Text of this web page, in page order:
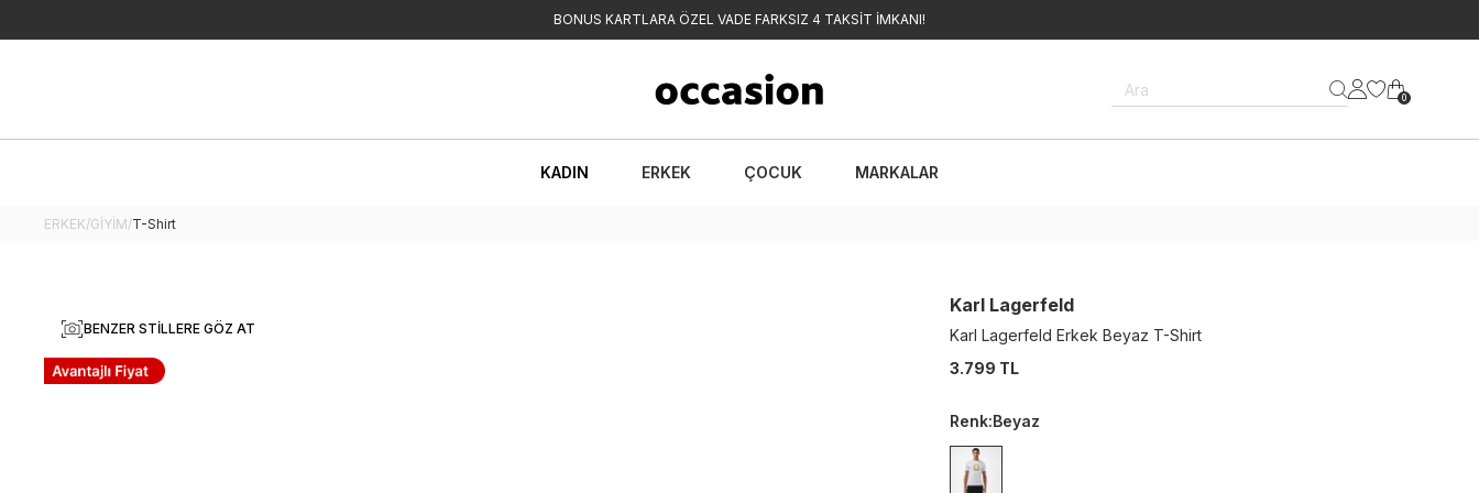
BONUS KARTLARA ÖZEL VADE FARKSIZ 4 TAKSİT İMKANI!
Ara 0
KADIN ERKEK ÇOCUK MARKALAR
ERKEK/GİYİM/T-Shirt
BENZER STILLERE GÖZ AT
Karl Lagerfeld
Karl Lagerfeld Erkek Beyaz T-Shirt
3.799 TL
Renk:Beyaz